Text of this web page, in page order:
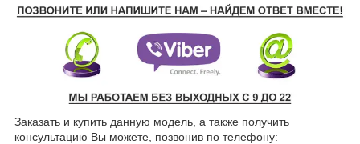
Заказать и купить данную модель, а также получить
консультацию Вы можете, позвонив по телефону: